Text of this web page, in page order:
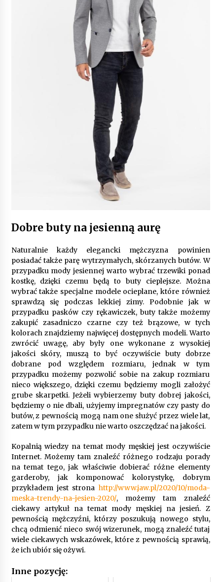
Dobre buty na jesienną aurę
Naturalnie każdy elegancki mężczyzna powinien
posiadać także parę wytrzymałych, skórzanych butów. W
przypadku mody jesiennej warto wybrać trzewiki ponad
kostkę, dzięki czemu będą to buty cieplejsze. Można
wybrać także specjalne modele ocieplane, które również
sprawdzą się podczas lekkiej zimy. Podobnie jak w
przypadku pasków czy rękawiczek, buty także możemy
zakupić zasadniczo czarne czy też brązowe, w tych
kolorach znajdziemy najwięcej dostępnych modeli. Warto
zwrócić uwagę, aby były one wykonane z wysokiej
jakości skóry, muszą to być oczywiście buty dobrze
dobrane pod względem rozmiaru, jednak w tym
przypadku możemy pozwolić sobie na zakup rozmiaru
nieco większego, dzięki czemu będziemy mogli założyć
grube skarpetki. Jeżeli wybierzemy buty dobrej jakości,
będziemy o nie dbali, użyjemy impregnatów czy pasty do
butów, z pewnością mogą nam one służyć przez wiele lat,
zatem w tym przypadku nie warto oszczędzać na jakości.
Kopalnią wiedzy na temat mody męskiej jest oczywiście
Internet. Możemy tam znaleźć różnego rodzaju porady
na temat tego, jak właściwie dobierać różne elementy
garderoby, jak komponować kolorystykę, dobrym
przykładem jest strona http://www.jaw.pl/2020/10/moda-
meska-trendy-na-jesien-2020/, możemy tam znaleźć
ciekawy artykuł na temat mody męskiej na jesień. Z
pewnością mężczyźni, którzy poszukują nowego stylu,
chcą odmienić nieco swój wizerunek, mogą znaleźć tutaj
wiele ciekawych wskazówek, które z pewnością sprawią,
że ich ubiór się ożywi.
Inne pozycję: